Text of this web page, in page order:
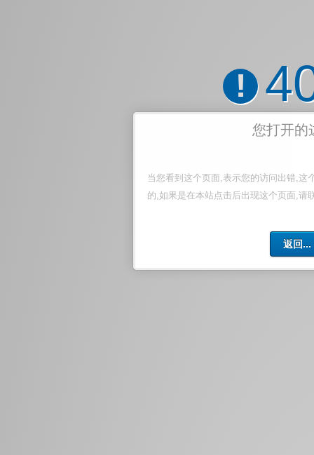
!
您打开的
当您看到这个页面,表示您的访问出错,这
的,如果是在本站点击后出现这个页面,请
返回...